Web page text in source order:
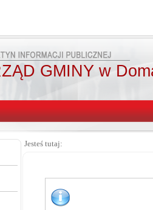
GMINY w
Jesteś tutaj: